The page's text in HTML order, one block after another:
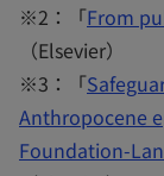
※2：「From
（Elsevier）
※3：「
Anthropocene
Foundation-